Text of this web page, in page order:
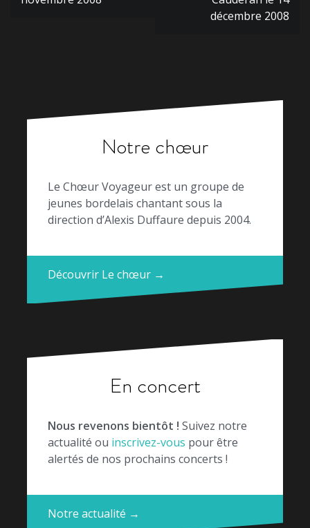
décembre 2008
Notre chœur
Le Chœur Voyageur est un groupe de
jeunes bordelais chantant sous la
direction d’Alexis Duffaure depuis 2004.
Découvrir Le chœur →
En concert
Nous revenons bientôt ! Suivez notre
actualité ou inscrivez-vous pour être
alertés de nos prochains concerts !
Notre actualité →